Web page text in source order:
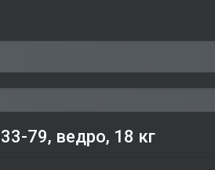
79, ведро, 18 кг